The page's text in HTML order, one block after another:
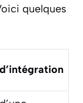
quelques